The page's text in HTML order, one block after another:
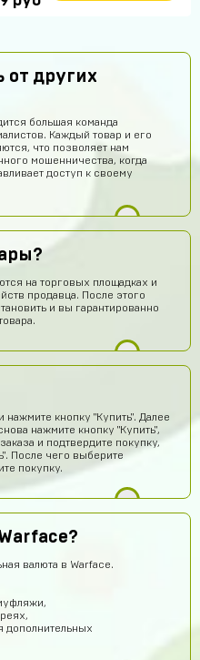
от других
большая команда
Каждый товар и его
что позволяет нам
мошенничества, когда
доступ к своему
на торговых площадках и
продавца. После этого
и вы гарантированно
кнопку "Купить". Далее
нажмите кнопку "Купить",
и подтвердите покупку,
После чего выберите
покупку.
валюта в Warface.
дополнительных